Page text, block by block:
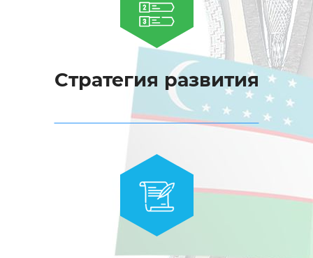
Стратегия развития